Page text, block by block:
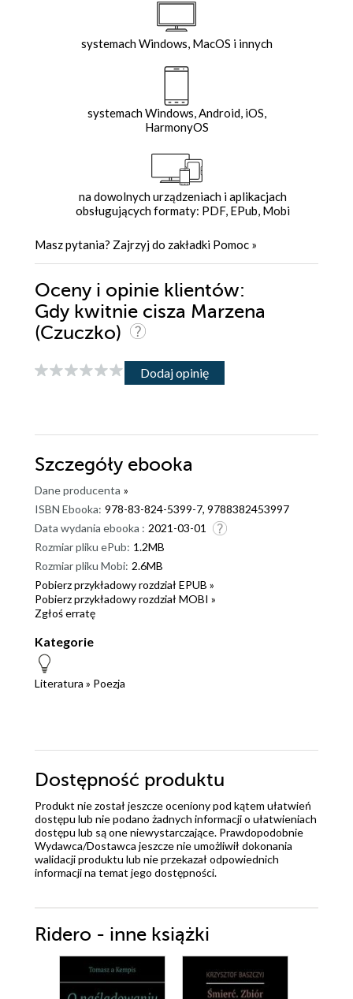
systemach Windows, MacOS i innych
systemach Windows, Android, iOS,
HarmonyOS
na dowolnych urządzeniach i aplikacjach
obsługujących formaty: PDF, EPub, Mobi
Masz pytania? Zajrzyj do zakładki Pomoc »
Oceny i opinie klientów:
Gdy kwitnie cisza Marzena
(Czuczko)
Dodaj opinię
Szczegóły ebooka
Dane producenta »
ISBN Ebooka: 978-83-824-5399-7, 9788382453997
Data wydania ebooka : 2021-03-01
Rozmiar pliku ePub: 1.2MB
Rozmiar pliku Mobi: 2.6MB
Pobierz przykładowy rozdział EPUB »
Pobierz przykładowy rozdział MOBI »
Zgłoś erratę
Kategorie
Literatura » Poezja
Dostępność produktu
Produkt nie został jeszcze oceniony pod kątem ułatwień
dostępu lub nie podano żadnych informacji o ułatwieniach
dostępu lub są one niewystarczające. Prawdopodobnie
Wydawca/Dostawca jeszcze nie umożliwił dokonania
walidacji produktu lub nie przekazał odpowiednich
informacji na temat jego dostępności.
Ridero - inne książki